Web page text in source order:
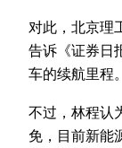
对此，北京理
告诉《证券日
车的续航里程。
不过，林程认
免，目前新能